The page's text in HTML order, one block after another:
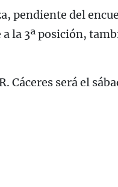
pendiente del
la 3ª posición,
Cáceres será el